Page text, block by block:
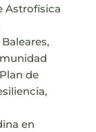
Astrofísica
de
en